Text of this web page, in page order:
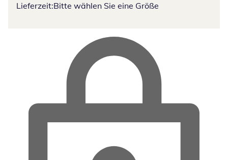
Lieferzeit:Bitte wählen Sie eine Größe